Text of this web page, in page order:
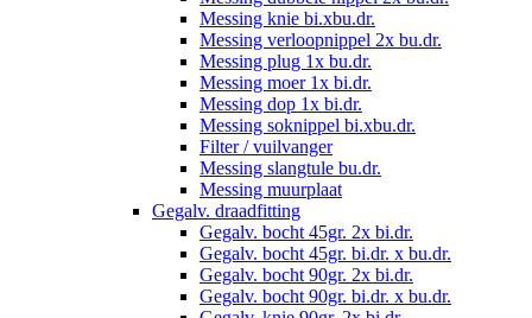
Messing knie bi.xbu.dr.
Messing verloopnippel 2x bu.dr.
Messing plug 1x bu.dr.
Messing moer 1x bi.dr.
Messing dop 1x bi.dr.
Messing soknippel bi.xbu.dr.
Filter / vuilvanger
Messing slangtule bu.dr.
Messing muurplaat
Gegalv. draadfitting
Gegalv. bocht 45gr. 2x bi.dr.
Gegalv. bocht 45gr. bi.dr. x bu.dr.
Gegalv. bocht 90gr. 2x bi.dr.
Gegalv. bocht 90gr. bi.dr. x bu.dr.